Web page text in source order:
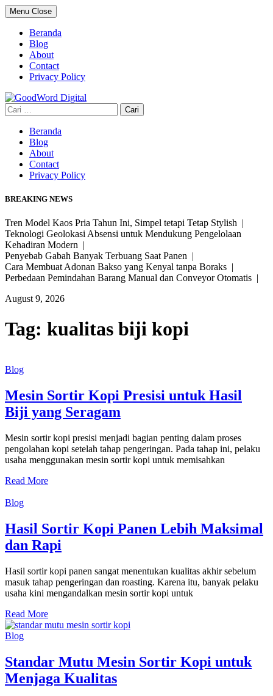
Skip
to
content
Menu Close
Beranda
Blog
About
Contact
Privacy Policy
Cari
untuk:
Beranda
Blog
About
Contact
Privacy Policy
BREAKING NEWS
Tren Model Kaos Pria Tahun Ini, Simpel tetapi Tetap Stylish |
Teknologi Geolokasi Absensi untuk Mendukung Pengelolaan
Kehadiran Modern |
Penyebab Gabah Banyak Terbuang Saat Panen |
Cara Membuat Adonan Bakso yang Kenyal tanpa Boraks |
Perbedaan Pemindahan Barang Manual dan Conveyor Otomatis |
August 9, 2026
Tag: kualitas biji kopi
Blog
Mesin Sortir Kopi Presisi untuk Hasil
Biji yang Seragam
Mesin sortir kopi presisi menjadi bagian penting dalam proses
pengolahan kopi setelah tahap pengeringan. Pada tahap ini, pelaku
usaha menggunakan mesin sortir kopi untuk memisahkan
Read More
Blog
Hasil Sortir Kopi Panen Lebih Maksimal
dan Rapi
Hasil sortir kopi panen sangat menentukan kualitas akhir sebelum
masuk tahap pengeringan dan roasting. Karena itu, banyak pelaku
usaha kini mengandalkan mesin sortir kopi untuk
Read More
Blog
Standar Mutu Mesin Sortir Kopi untuk
Menjaga Kualitas